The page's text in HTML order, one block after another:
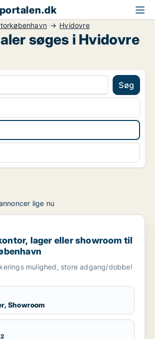
Hvidovre
søges i Hvidovre
Søg
lige nu
lager eller showroom til leje i
lager eller showroom til
mulighed, store adgang/dobbel
Showroom
2